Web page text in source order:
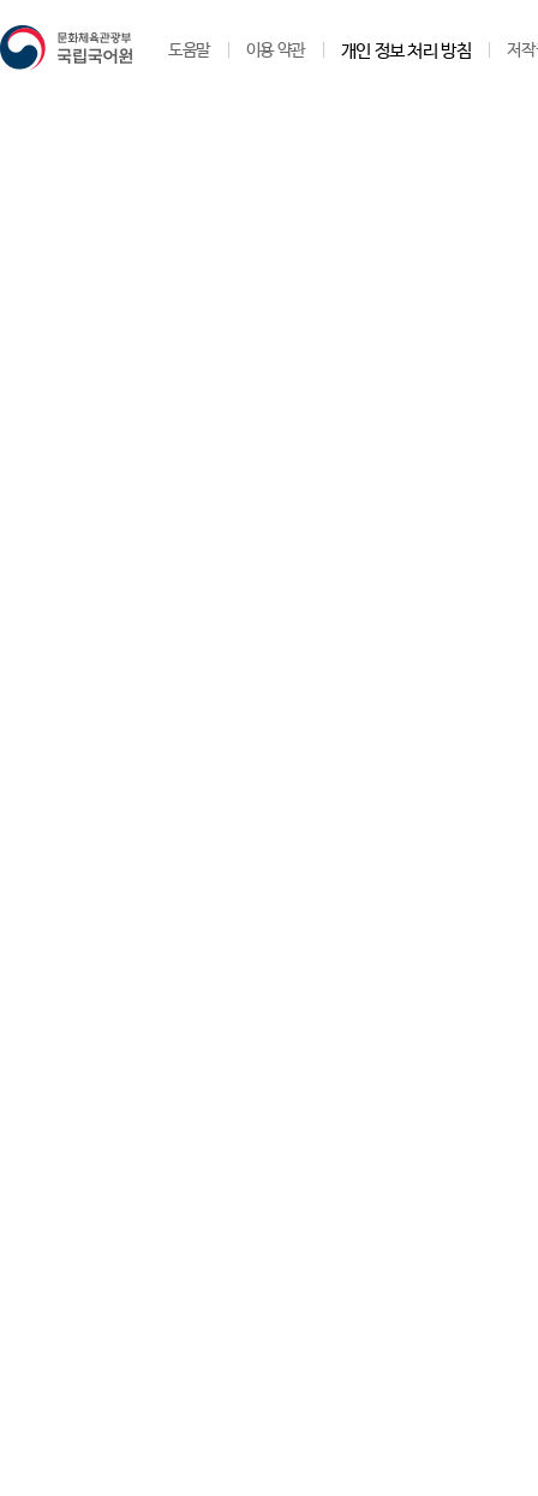
도움말 이용 약관 개인 정보 처리 방침 저